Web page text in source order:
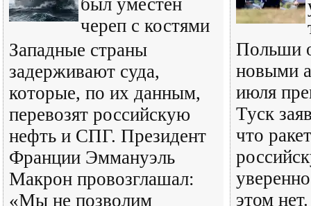
был уместен
череп с костями
Западные страны
задерживают суда,
которые, по их данным,
перевозят российскую
нефть и СПГ. Президент
Франции Эммануэль
Макрон провозглашал:
«Мы не позволим
Польши
новыми
июля
Туск
что
этом